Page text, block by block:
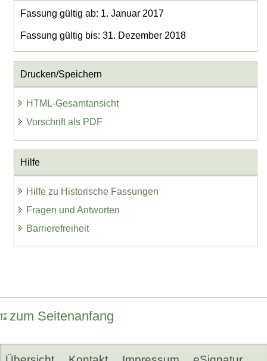
Fassung gültig ab: 1. Januar 2017
Fassung gültig bis: 31. Dezember 2018
Drucken/Speichern
HTML-Gesamtansicht
Vorschrift als PDF
Hilfe
Hilfe zu Historische Fassungen
Fragen und Antworten
Barrierefreiheit
zum Seitenanfang